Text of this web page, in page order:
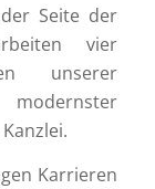
Seite der
vier
unserer
Karrieren